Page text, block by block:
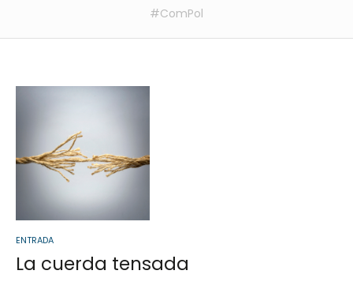
Sector Público
#ComPol
ENTRADA
La cuerda tensada